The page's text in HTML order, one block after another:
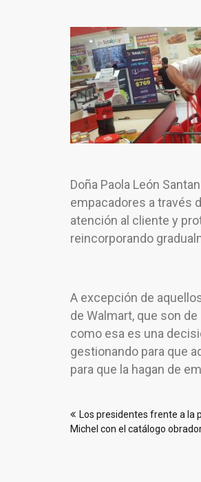
Doña Paola León
empacadores a través
atención al cliente y
reincorporando
A excepción de
de Walmart, que son
como esa es una
gestionando para que
para que la hagan de
deLos presidentes frente a la
Michel con el catálogo